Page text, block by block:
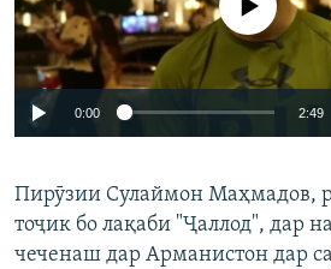
Auto 240p 360p
Феълан кор
0:00 2:49
Пирӯзии Сулаймон Маҳмадов,
тоҷик бо лақаби "Ҷаллод", дар
чеченаш дар Арманистон дар